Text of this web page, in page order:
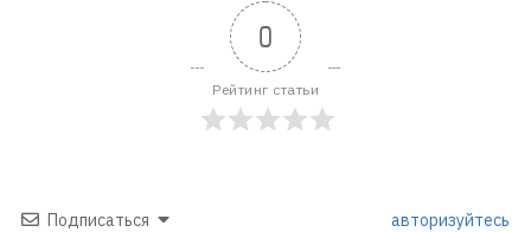
0
Рейтинг статьи
Подписаться авторизуйтесь